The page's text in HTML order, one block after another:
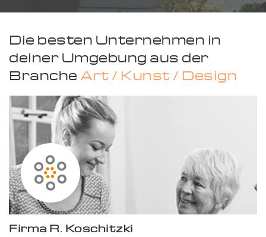
Die besten Unternehmen in
deiner Umgebung aus der
Branche Art / Kunst / Design
Firma R. Koschitzki